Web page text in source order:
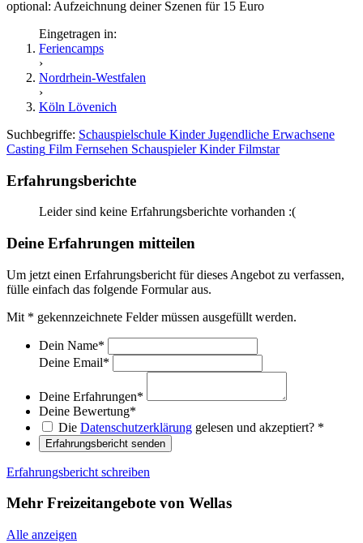
optional: Aufzeichnung deiner Szenen für 15 Euro
Eingetragen in:
Feriencamps
›
Nordrhein-Westfalen
›
Köln Lövenich
Suchbegriffe: Schauspielschule KinderJugendliche Erwachsene
Casting Film Fernsehen SchauspielerKinderFilmstar
Erfahrungsberichte
Leider sind keine Erfahrungsberichte vorhanden :(
Deine Erfahrungen mitteilen
Um jetzt einen Erfahrungsbericht für dieses Angebot zu verfassen,
fülle einfach das folgende Formular aus.
Mit * gekennzeichnete Felder müssen ausgefüllt werden.
Dein Name*
Deine Email*
Deine Erfahrungen*
Deine Bewertung*
Die Datenschutzerklärung gelesen und akzeptiert? *
Erfahrungsbericht senden
Erfahrungsbericht schreiben
Mehr Freizeitangebote von Wellas
Alle anzeigen